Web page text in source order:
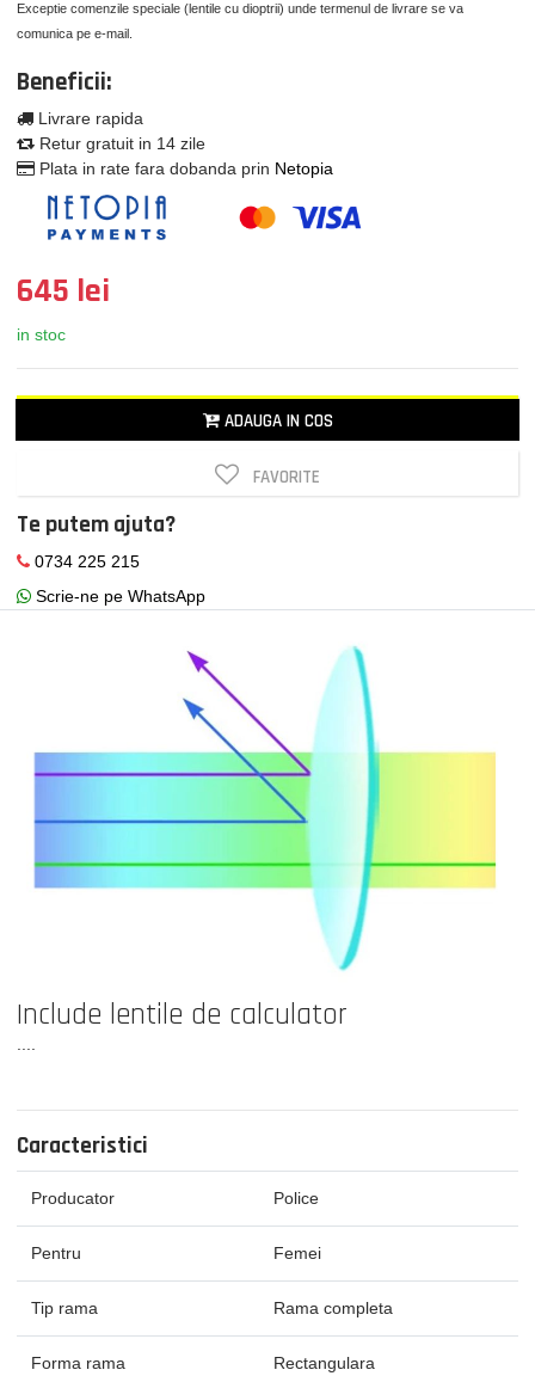
Exceptie comenzile speciale (lentile cu dioptrii) unde termenul de livrare se va
comunica pe e-mail.
Beneficii:
Livrare rapida
Retur gratuit in 14 zile
Plata in rate fara dobanda prin Netopia
645 lei
in stoc
ADAUGA IN COS
FAVORITE
Te putem ajuta?
0734 225 215
Scrie-ne pe WhatsApp
Include lentile de calculator
Caracteristici
Producator Police
Pentru Femei
Tip rama Rama completa
Forma rama Rectangulara